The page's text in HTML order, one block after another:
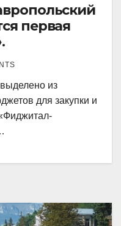
первая
из
для закупки и